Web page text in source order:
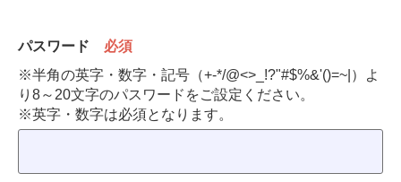
パスワード
必須
※半角の英字・数字・記号（+-*/@<>_!?"#$%&'()=~|）よ
り8～20文字のパスワードをご設定ください。
※英字・数字は必須となります。